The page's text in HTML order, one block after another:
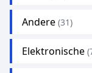
Andere (31)
Elektronische